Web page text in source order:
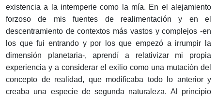
existencia a la intemperie como la mía. En el alejamiento
forzoso de mis fuentes de realimentación y en el
descentramiento de contextos más vastos y complejos -en
los que fui entrando y por los que empezó a irrumpir la
dimensión planetaria-, aprendí a relativizar mi propia
experiencia y a considerar el exilio como una mutación del
concepto de realidad, que modificaba todo lo anterior y
creaba una especie de segunda naturaleza. Al principio